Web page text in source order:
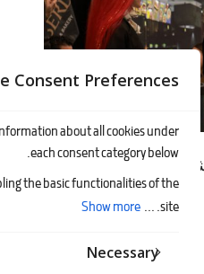
Consent Preferences
about all cookies under
each consent category below.
the basic functionalities of the
site. ...
Show more
Necessary
فرانچایز ونکوور